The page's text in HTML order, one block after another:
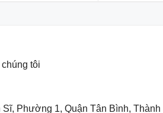
tôi
Sĩ, Phường 1, Quận Tân Bình, Thành